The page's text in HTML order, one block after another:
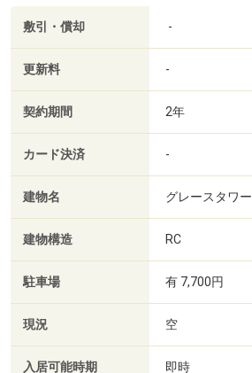
敷引・償却 -
更新料 -
契約期間 2年
カード決済 -
建物名 グレースタワー
建物構造 RC
駐車場 有 7,700円
現況 空
入居可能時期 即時